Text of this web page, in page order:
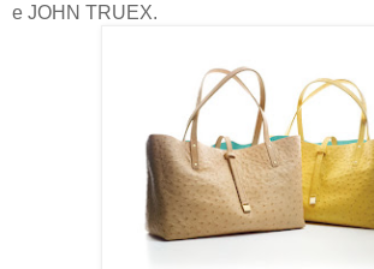
e JOHN TRUEX.